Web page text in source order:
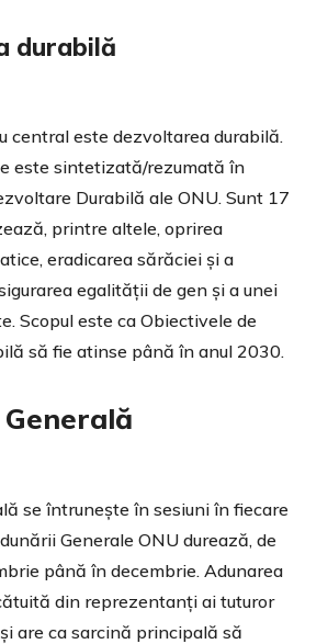
durabilă
central este dezvoltarea durabilă.
este sintetizată/rezumată în
Durabilă ale ONU. Sunt 17
printre altele, oprirea
eradicarea sărăciei și a
egalității de gen și a unei
Scopul este ca Obiectivele de
să fie atinse până în anul 2030.
se întrunește în sesiuni în fiecare
Generale ONU durează, de
până în decembrie. Adunarea
din reprezentanți ai tuturor
are ca sarcină principală să